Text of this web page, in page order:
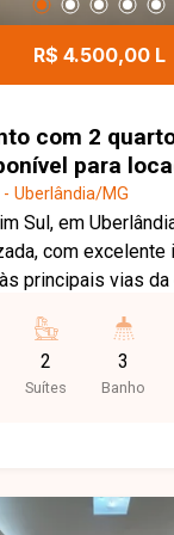
conforto e
R$ 4.500,00 L
com 2
para
Sul em
Uberlândia/MG
Sul, em
com excelente
principais vias da
serviços,
e qualidade
disponível para
completa com
2
Suítes
3
Banho